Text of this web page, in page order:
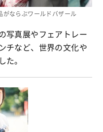
がならぶワールドバザール
写真展やフェアトレー
チなど、世界の文化や
。